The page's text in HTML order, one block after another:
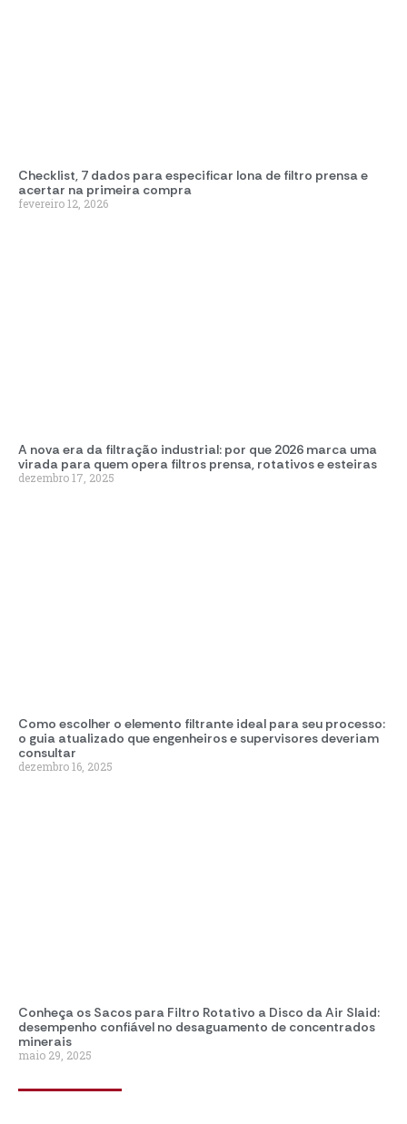
Checklist, 7 dados para especificar lona de filtro prensa e
acertar na primeira compra
fevereiro 12, 2026
A nova era da filtração industrial: por que 2026 marca uma
virada para quem opera filtros prensa, rotativos e esteiras
dezembro 17, 2025
Como escolher o elemento filtrante ideal para seu processo:
o guia atualizado que engenheiros e supervisores deveriam
consultar
dezembro 16, 2025
Conheça os Sacos para Filtro Rotativo a Disco da Air Slaid:
desempenho confiável no desaguamento de concentrados
minerais
maio 29, 2025